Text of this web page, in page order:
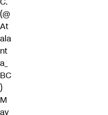
(@
At
ala
nt
a_
BC
)
M
ay